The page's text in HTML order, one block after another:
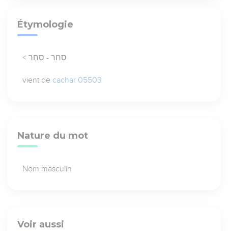
Étymologie
< סחר - סַחַר
vient de cachar 05503
Nature du mot
Nom masculin
Voir aussi